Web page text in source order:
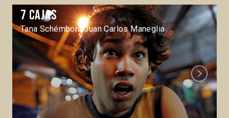
7 cajas
Tana Schémbori, Juan Carlos Maneglia
Next